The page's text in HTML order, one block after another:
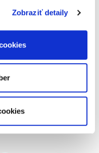
Zobraziť detaily
o dovolaní.
teoretické